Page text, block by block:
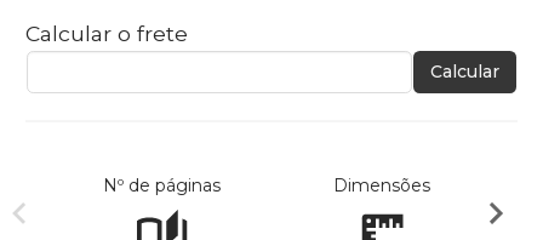
Calcular o frete
Calcular
Nº de páginas Dimensões